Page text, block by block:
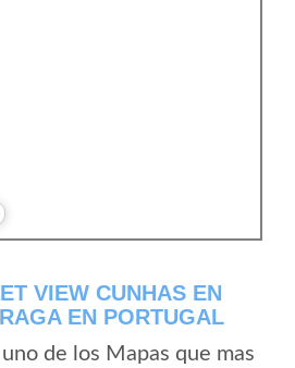
VIEW CUNHAS EN
EN PORTUGAL
de los Mapas que mas